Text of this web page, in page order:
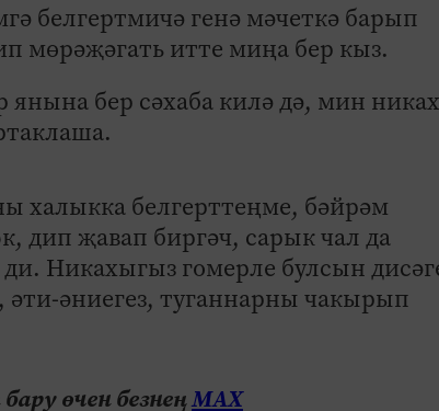
белгертмичә генә мәчеткә барып
мөрәҗәгать итте миңа бер кыз.
янына бер сәхаба килә дә, мин никах
халыкка белгерттеңме, бәйрәм
дип җавап биргәч, сарык чал да
Никахыгыз гомерле булсын
әниегез, туганнарны чакырып
өчен безнеңМАХ